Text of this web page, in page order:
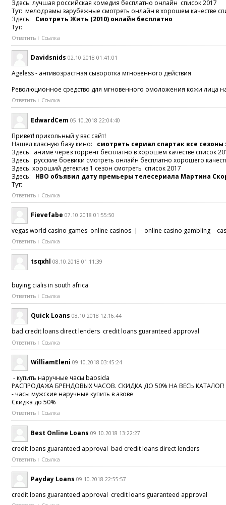
Здесь: лучшая российская комедия бесплатно онлайн список 2017
Тут: мелодрамы зарубежные смотреть онлайн в хорошем качестве
Здесь:
Смотреть Жить (2010) онлайн бесплатно
Тут:
Ответить Ссылка
Davidsnids 02.10.2018 01:41:01
Ageless - антивозрастная сыворотка мгновенного действия
Революционное средство для мгновенного омоложения кожи лица
Ответить Ссылка
EdwardCem 05.10.2018 22:04:40
Привет! прикольный у вас сайт!
Нашел класную базу кино:
смотреть сериал спартак все
Здесь: аниме через торрент бесплатно в хорошем качестве список
Здесь: русские боевики смотреть онлайн бесплатно хорошего
Здесь: хороший детектив 1 сезон смотреть список 2017
Здесь:
HBO объявил дату премьеры телесериала Мартина
Тут:
Ответить Ссылка
Fievefabe 07.10.2018 01:55:50
vegas world casino games online casinos | - online casino gambling -
Ответить Ссылка
tsqxhl 08.10.2018 01:11:39
buying cialis in south africa
Ответить Ссылка
Quick Loans 08.10.2018 12:16:44
bad credit loans direct lenders credit loans guaranteed approval
Ответить Ссылка
WilliamEleni 09.10.2018 03:45:24
- купить наручные часы baosida
РАСПРОДАЖА БРЕНДОВЫХ ЧАСОВ. СКИДКА ДО 50% НА ВЕСЬ
- часы мужские наручные купить в азове
Скидка до 50%
Ответить Ссылка
Best Online Loans 09.10.2018 13:22:27
credit loans guaranteed approval bad credit loans direct lenders
Ответить Ссылка
Payday Loans 09.10.2018 22:55:57
credit loans guaranteed approval credit loans guaranteed approval